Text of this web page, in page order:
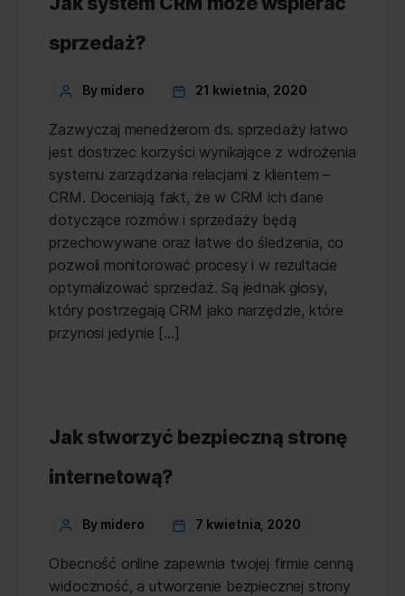
sprzedaż?
Categories
PostBy midero 21 kwietnia, 2020
Zazwyczaj menedżerom ds. sprzedaży łatwo
jest dostrzec korzyści wynikające z wdrożenia
systemu zarządzania relacjami z klientem –
CRM. Doceniają fakt, że w CRM ich dane
dotyczące rozmów i sprzedaży będą
przechowywane oraz łatwe do śledzenia, co
pozwoli monitorować procesy i w rezultacie
optymalizować sprzedaż. Są jednak głosy,
który postrzegają CRM jako narzędzie, które
przynosi jedynie […]
Jak stworzyć bezpieczną stronę
internetową?
Categories
PostBy midero 7 kwietnia, 2020
Obecność online zapewnia twojej firmie cenną
widoczność, a utworzenie bezpiecznej strony